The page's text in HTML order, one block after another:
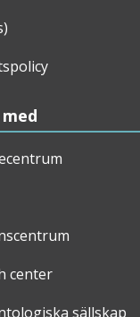
center
sällskap